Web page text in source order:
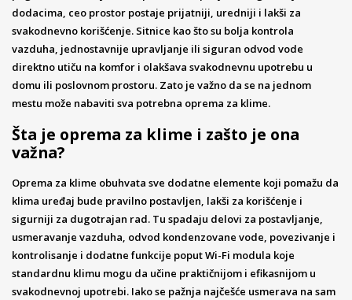
dodacima, ceo prostor postaje prijatniji, uredniji i lakši za
svakodnevno korišćenje. Sitnice kao što su bolja kontrola
vazduha, jednostavnije upravljanje ili siguran odvod vode
direktno utiču na komfor i olakšava svakodnevnu upotrebu u
domu ili poslovnom prostoru. Zato je važno da se na jednom
mestu može nabaviti sva potrebna oprema za klime.
Šta je oprema za klime i zašto je ona
važna?
Oprema za klime obuhvata sve dodatne elemente koji pomažu da
klima uređaj bude pravilno postavljen, lakši za korišćenje i
sigurniji za dugotrajan rad. Tu spadaju delovi za postavljanje,
usmeravanje vazduha, odvod kondenzovane vode, povezivanje i
kontrolisanje i dodatne funkcije poput Wi-Fi modula koje
standardnu klimu mogu da učine praktičnijom i efikasnijom u
svakodnevnoj upotrebi. Iako se pažnja najčešće usmerava na sam